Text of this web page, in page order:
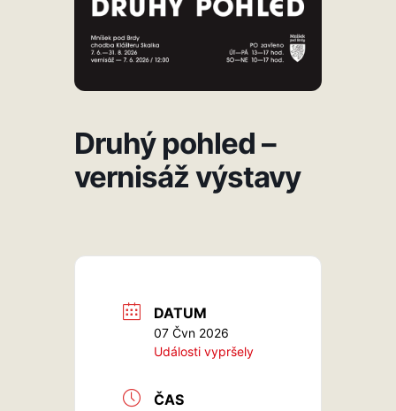
Druhý pohled –
vernisáž výstavy
DATUM
07 Čvn 2026
Události vypršely
ČAS